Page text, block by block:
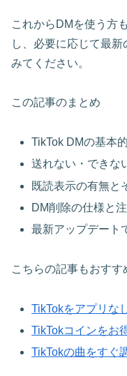
これからDMを使う方
し、必要に応じて最
みてください。
この記事のまとめ
TikTok DMの基本
送れない・できな
既読表示の有無と
DM削除の仕様と
最新アップデート
こちらの記事もおすす
TikTokをアプリな
TikTokコインをお
TikTokの曲をすぐ